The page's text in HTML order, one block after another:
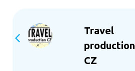
Travel
production
CZ